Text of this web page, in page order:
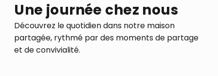
Une journée chez nous
Découvrez le quotidien dans notre maison
partagée, rythmé par des moments de partage
et de convivialité.